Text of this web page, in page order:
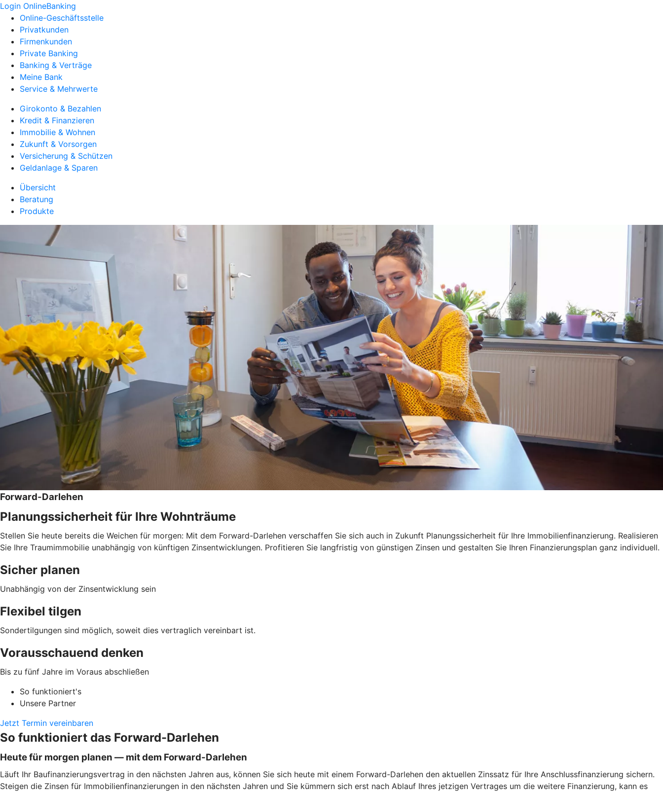
Login OnlineBanking
Online-Geschäftsstelle
Privatkunden
Firmenkunden
Private Banking
Banking & Verträge
Meine Bank
Service & Mehrwerte
Girokonto & Bezahlen
Kredit & Finanzieren
Immobilie & Wohnen
Zukunft & Vorsorgen
Versicherung & Schützen
Geldanlage & Sparen
Übersicht
Beratung
Produkte
Forward-Darlehen
Planungssicherheit für Ihre Wohnträume
Stellen Sie heute bereits die Weichen für morgen: Mit dem Forward-Darlehen verschaffen Sie sich auch in Zukunft Planungssicherheit für Ihre Immobilienfinanzierung. Realisieren
Sie Ihre Traumimmobilie unabhängig von künftigen Zinsentwicklungen. Profitieren Sie langfristig von günstigen Zinsen und gestalten Sie Ihren Finanzierungsplan ganz individuell.
Sicher planen
Unabhängig von der Zinsentwicklung sein
Flexibel tilgen
Sondertilgungen sind möglich, soweit dies vertraglich vereinbart ist.
Vorausschauend denken
Bis zu fünf Jahre im Voraus abschließen
So funktioniert's
Unsere Partner
Jetzt Termin vereinbaren
So funktioniert das Forward-Darlehen
Heute für morgen planen — mit dem Forward-Darlehen
Läuft Ihr Baufinanzierungsvertrag in den nächsten Jahren aus, können Sie sich heute mit einem Forward-Darlehen den aktuellen Zinssatz für Ihre Anschlussfinanzierung sichern.
Steigen die Zinsen für Immobilienfinanzierungen in den nächsten Jahren und Sie kümmern sich erst nach Ablauf Ihres jetzigen Vertrages um die weitere Finanzierung, kann es